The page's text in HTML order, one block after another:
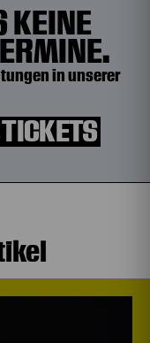
KEINE
in unserer